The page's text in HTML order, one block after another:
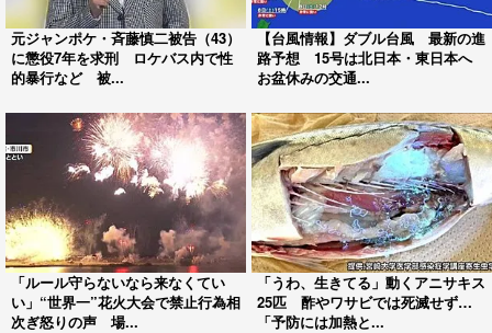
元ジャンポケ・斉藤慎二被告（43）
に懲役7年を求刑 ロケバス内で性
的暴行など 被...
【台風情報】ダブル台風 最新の進
路予想 15号は北日本・東日本へ
お盆休みの交通...
「ルール守らないなら来なくてい
い」“世界一”花火大会で禁止行為相
次ぎ怒りの声 場...
「うわ、生きてる」動くアニサキス
25匹 酢やワサビでは死滅せず…
「予防には加熱と...